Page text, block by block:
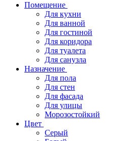
Помещение
Для кухни
Для ванной
Для гостиной
Для коридора
Для туалета
Для санузла
Назначение
Для пола
Для стен
Для фасада
Для улицы
Морозостойкий
Цвет
Серый